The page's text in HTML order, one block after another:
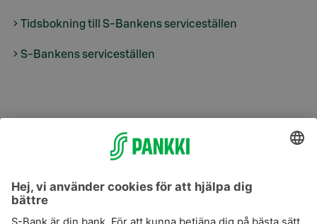
Tidsbokning till S-Bankens serviceställen
S-Bankens serviceställen
S-Prime